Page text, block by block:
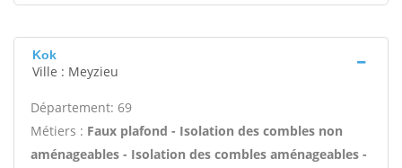
Kok
Ville : Meyzieu
Département: 69
Métiers : Faux plafond - Isolation des combles non
aménageables - Isolation des combles aménageables -